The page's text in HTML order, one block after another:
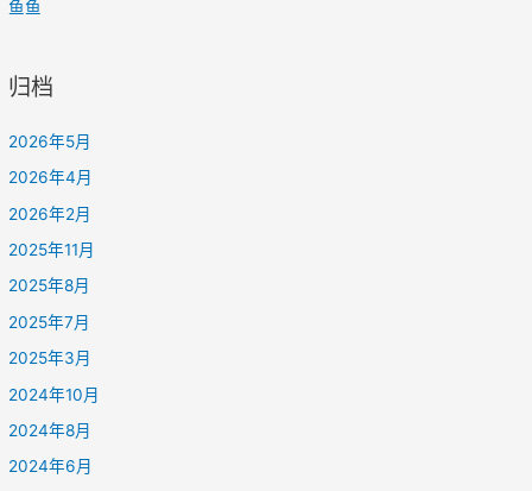
鱼鱼
归档
2026年5月
2026年4月
2026年2月
2025年11月
2025年8月
2025年7月
2025年3月
2024年10月
2024年8月
2024年6月